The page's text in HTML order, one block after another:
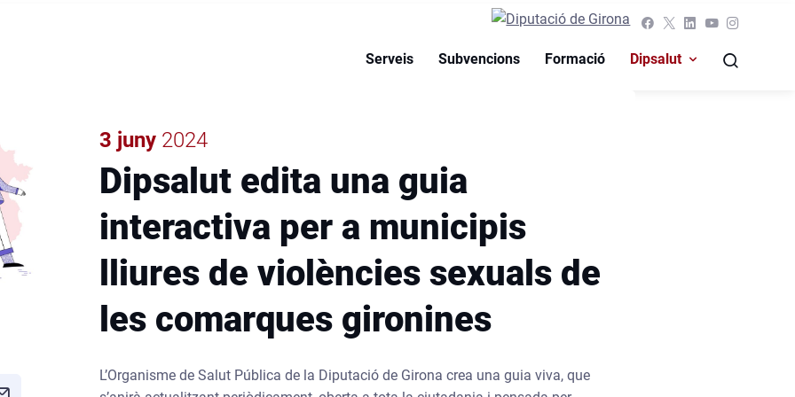
Serveis Subvencions Formació Dipsalut
3 juny 2024
Dipsalut edita una guia
interactiva per a municipis
lliures de violències sexuals de
les comarques gironines
L’Organisme de Salut Pública de la Diputació de Girona crea una guia viva, que